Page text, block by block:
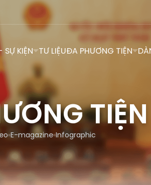
KIỆN TƯ LIỆUĐA PHƯƠNG TIỆN
TIỆN
E-magazine Infographic